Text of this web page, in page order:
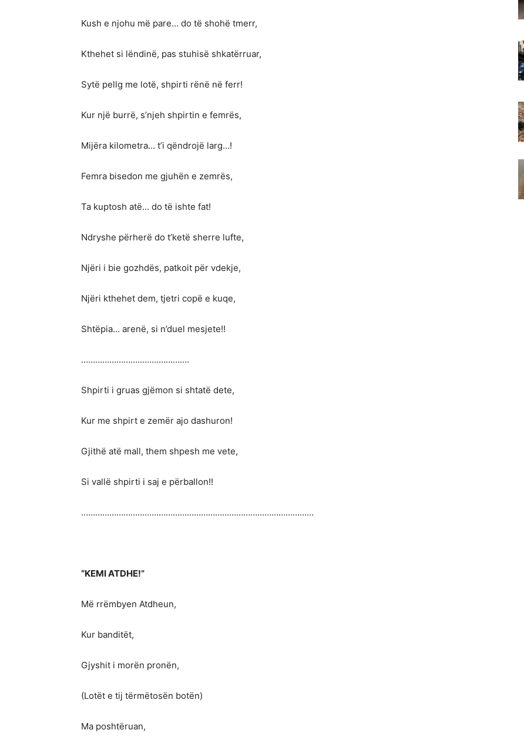
Kush e njohu më pare… do të shohë tmerr,
Kthehet si lëndinë, pas stuhisë shkatërruar,
Sytë pellg me lotë, shpirti rënë në ferr!
Kur një burrë, s’njeh shpirtin e femrës,
Mijëra kilometra… t’i qëndrojë larg…!
Femra bisedon me gjuhën e zemrës,
Ta kuptosh atë… do të ishte fat!
Ndryshe përherë do t’ketë sherre lufte,
Njëri i bie gozhdës, patkoit për vdekje,
Njëri kthehet dem, tjetri copë e kuqe,
Shtëpia… arenë, si n’duel mesjete!!
……………………………………….
Shpirti i gruas gjëmon si shtatë dete,
Kur me shpirt e zemër ajo dashuron!
Gjithë atë mall, them shpesh me vete,
Si vallë shpirti i saj e përballon!!
………………………………………………………………………………………
“KEMI ATDHE!”
Më rrëmbyen Atdheun,
Kur banditët,
Gjyshit i morën pronën,
(Lotët e tij tërmëtosën botën)
Ma poshtëruan,